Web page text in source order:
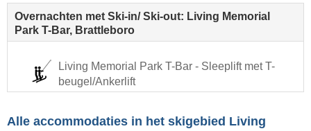
Overnachten met Ski-in/ Ski-out: Living Memorial
Park T-Bar, Brattleboro
Living Memorial Park T-Bar - Sleeplift met T-
beugel/Ankerlift
Alle accommodaties in het skigebied Living